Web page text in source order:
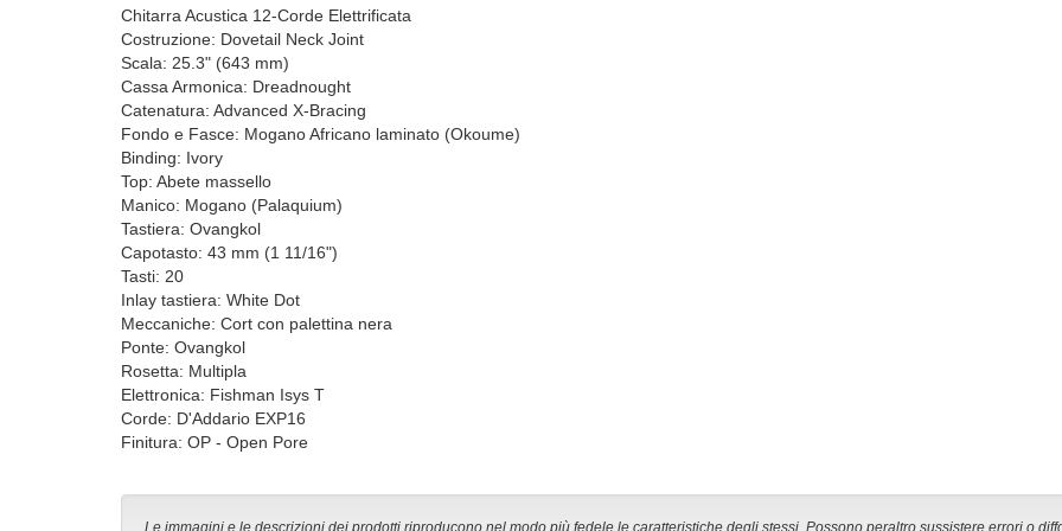
Chitarra Acustica 12-Corde Elettrificata
Costruzione: Dovetail Neck Joint
Scala: 25.3" (643 mm)
Cassa Armonica: Dreadnought
Catenatura: Advanced X-Bracing
Fondo e Fasce: Mogano Africano laminato (Okoume)
Binding: Ivory
Top: Abete massello
Manico: Mogano (Palaquium)
Tastiera: Ovangkol
Capotasto: 43 mm (1 11/16")
Tasti: 20
Inlay tastiera: White Dot
Meccaniche: Cort con palettina nera
Ponte: Ovangkol
Rosetta: Multipla
Elettronica: Fishman Isys T
Corde: D'Addario EXP16
Finitura: OP - Open Pore
Le immagini e le descrizioni dei prodotti riproducono nel modo più fedele le caratteristiche degli stessi. Possono peraltro sussistere errori o